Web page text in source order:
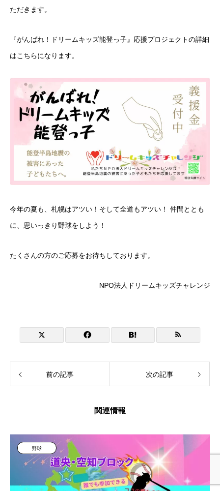
ただきます。
『がんばれ！ドリームキッズ能登っ子』応援プロジェクトの詳細
はこちらになります。
今年の夏も、札幌はアツい！そして全道もアツい！ 仲間ととも
に、思いっきり野球をしよう！
たくさんの方のご応募をお待ちしております。
NPO法人ドリームキッズチャレンジ
前の記事 次の記事
関連情報
野球